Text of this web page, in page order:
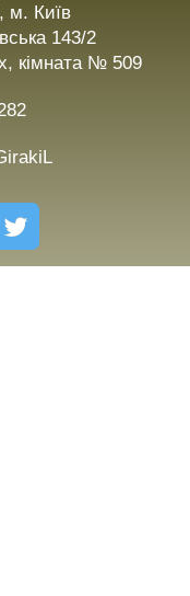
м. Київ
143/2
кімната № 509